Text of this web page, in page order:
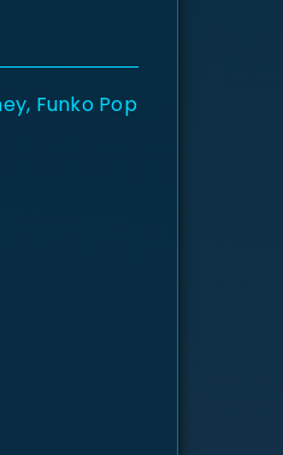
, Funko Pop